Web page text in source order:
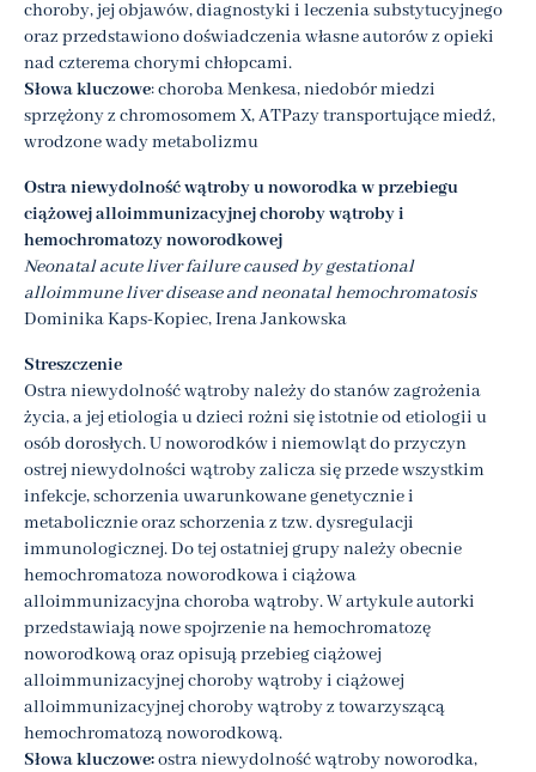
choroby, jej objawów, diagnostyki i leczenia substytucyjnego
oraz przedstawiono doświadczenia własne autorów z opieki
nad czterema chorymi chłopcami.
Słowa kluczowe: choroba Menkesa, niedobór miedzi
sprzężony z chromosomem X, ATPazy transportujące miedź,
wrodzone wady metabolizmu
Ostra niewydolność wątroby u noworodka w przebiegu
ciążowej alloimmunizacyjnej choroby wątroby i
hemochromatozy noworodkowej
Neonatal acute liver failure caused by gestational
alloimmune liver disease and neonatal hemochromatosis
Dominika Kaps-Kopiec, Irena Jankowska
Streszczenie
Ostra niewydolność wątroby należy do stanów zagrożenia
życia, a jej etiologia u dzieci rożni się istotnie od etiologii u
osób dorosłych. U noworodków i niemowląt do przyczyn
ostrej niewydolności wątroby zalicza się przede wszystkim
infekcje, schorzenia uwarunkowane genetycznie i
metabolicznie oraz schorzenia z tzw. dysregulacji
immunologicznej. Do tej ostatniej grupy należy obecnie
hemochromatoza noworodkowa i ciążowa
alloimmunizacyjna choroba wątroby. W artykule autorki
przedstawiają nowe spojrzenie na hemochromatozę
noworodkową oraz opisują przebieg ciążowej
alloimmunizacyjnej choroby wątroby i ciążowej
alloimmunizacyjnej choroby wątroby z towarzyszącą
hemochromatozą noworodkową.
Słowa kluczowe:ostra niewydolność wątroby noworodka,